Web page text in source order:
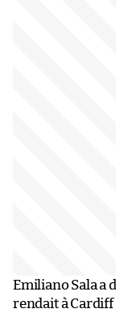
Emiliano Sala a
rendait à Cardiff